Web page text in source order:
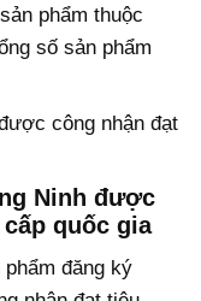
phẩm thuộc
số sản phẩm
công nhận đạt
Ninh được
quốc gia
đăng ký